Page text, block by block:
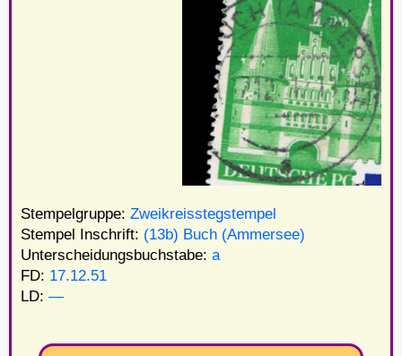
Stempelgruppe: Zweikreisstegstempel
Stempel Inschrift: (13b) Buch (Ammersee)
Unterscheidungsbuchstabe: a
FD: 17.12.51
LD: —